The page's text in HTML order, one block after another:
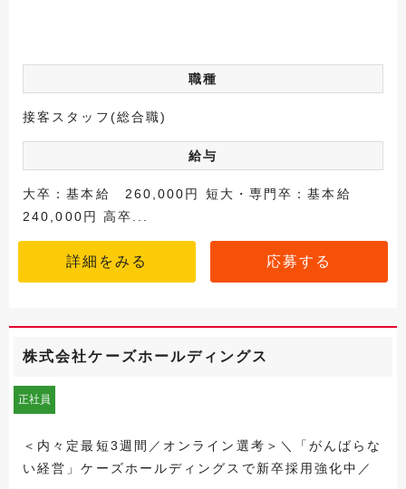
職種
接客スタッフ(総合職)
給与
大卒：基本給 260,000円 短大・専門卒：基本給
240,000円 高卒...
詳細をみる 応募する
株式会社ケーズホールディングス
正社員
＜内々定最短3週間／オンライン選考＞＼「がんばらな
い経営」ケーズホールディングスで新卒採用強化中／